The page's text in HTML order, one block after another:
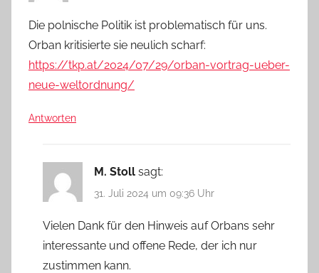
Die polnische Politik ist problematisch für uns.
Orban kritisierte sie neulich scharf:
https://tkp.at/2024/07/29/orban-vortrag-ueber-
neue-weltordnung/
Antworten
M. Stoll sagt:
31. Juli 2024 um 09:36 Uhr
Vielen Dank für den Hinweis auf Orbans sehr
interessante und offene Rede, der ich nur
zustimmen kann.